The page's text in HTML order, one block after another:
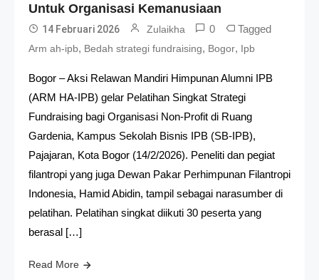
Untuk Organisasi Kemanusiaan
14 Februari 2026 Zulaikha 0 Tagged
Arm ah-ipb, Bedah strategi fundraising, Bogor, Ipb
Bogor – Aksi Relawan Mandiri Himpunan Alumni IPB
(ARM HA-IPB) gelar Pelatihan Singkat Strategi
Fundraising bagi Organisasi Non-Profit di Ruang
Gardenia, Kampus Sekolah Bisnis IPB (SB-IPB),
Pajajaran, Kota Bogor (14/2/2026). Peneliti dan pegiat
filantropi yang juga Dewan Pakar Perhimpunan Filantropi
Indonesia, Hamid Abidin, tampil sebagai narasumber di
pelatihan. Pelatihan singkat diikuti 30 peserta yang
berasal […]
Read More